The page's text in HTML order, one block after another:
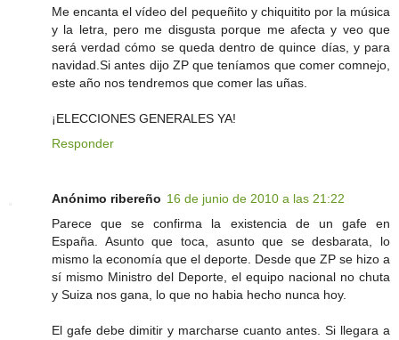
Me encanta el vídeo del pequeñito y chiquitito por la música
y la letra, pero me disgusta porque me afecta y veo que
será verdad cómo se queda dentro de quince días, y para
navidad.Si antes dijo ZP que teníamos que comer comnejo,
este año nos tendremos que comer las uñas.
¡ELECCIONES GENERALES YA!
Responder
Anónimo ribereño 16 de junio de 2010 a las 21:22
Parece que se confirma la existencia de un gafe en
España. Asunto que toca, asunto que se desbarata, lo
mismo la economía que el deporte. Desde que ZP se hizo a
sí mismo Ministro del Deporte, el equipo nacional no chuta
y Suiza nos gana, lo que no habia hecho nunca hoy.
El gafe debe dimitir y marcharse cuanto antes. Si llegara a